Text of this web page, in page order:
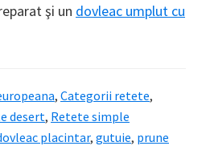
şi un dovleac umplut cu
, Categorii retete,
desert, Retete simple
placintar, gutuie, prune